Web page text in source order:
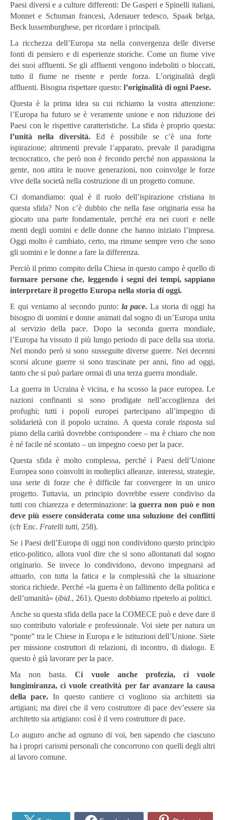
Paesi diversi e a culture differenti: De Gasperi e Spinelli italiani,
Monnet e Schuman francesi, Adenauer tedesco, Spaak belga,
Beck lussemburghese, per ricordare i principali.
La ricchezza dell’Europa sta nella convergenza delle diverse
fonti di pensiero e di esperienze storiche. Come un fiume vive
dei suoi affluenti. Se gli affluenti vengono indeboliti o bloccati,
tutto il fiume ne risente e perde forza. L’originalità degli
affluenti. Bisogna rispettare questo: l’originalità di ogni Paese.
Questa è la prima idea su cui richiamo la vostra attenzione:
l’Europa ha futuro se è veramente unione e non riduzione dei
Paesi con le rispettive caratteristiche. La sfida è proprio questa:
l’unità nella diversità. Ed è possibile se c’è una forte
ispirazione; altrimenti prevale l’apparato, prevale il paradigma
tecnocratico, che però non è fecondo perché non appassiona la
gente, non attira le nuove generazioni, non coinvolge le forze
vive della società nella costruzione di un progetto comune.
Ci domandiamo: qual è il ruolo dell’ispirazione cristiana in
questa sfida? Non c’è dubbio che nella fase originaria essa ha
giocato una parte fondamentale, perché era nei cuori e nelle
menti degli uomini e delle donne che hanno iniziato l’impresa.
Oggi molto è cambiato, certo, ma rimane sempre vero che sono
gli uomini e le donne a fare la differenza.
Perciò il primo compito della Chiesa in questo campo è quello di
formare persone che, leggendo i segni dei tempi, sappiano
interpretare il progetto Europa nella storia di oggi.
E qui veniamo al secondo punto: la pace. La storia di oggi ha
bisogno di uomini e donne animati dal sogno di un’Europa unita
al servizio della pace. Dopo la seconda guerra mondiale,
l’Europa ha vissuto il più lungo periodo di pace della sua storia.
Nel mondo però si sono susseguite diverse guerre. Nei decenni
scorsi alcune guerre si sono trascinate per anni, fino ad oggi,
tanto che si può parlare ormai di una terza guerra mondiale.
La guerra in Ucraina è vicina, e ha scosso la pace europea. Le
nazioni confinanti si sono prodigate nell’accoglienza dei
profughi; tutti i popoli europei partecipano all’impegno di
solidarietà con il popolo ucraino. A questa corale risposta sul
piano della carità dovrebbe corrispondere – ma è chiaro che non
è né facile né scontato – un impegno coeso per la pace.
Questa sfida è molto complessa, perché i Paesi dell’Unione
Europea sono coinvolti in molteplici alleanze, interessi, strategie,
una serie di forze che è difficile far convergere in un unico
progetto. Tuttavia, un principio dovrebbe essere condiviso da
tutti con chiarezza e determinazione: la guerra non può e non
deve più essere considerata come una soluzione dei conflitti
(cfr Enc. Fratelli tutti, 258).
Se i Paesi dell’Europa di oggi non condividono questo principio
etico-politico, allora vuol dire che si sono allontanati dal sogno
originario. Se invece lo condividono, devono impegnarsi ad
attuarlo, con tutta la fatica e la complessità che la situazione
storica richiede. Perché «la guerra è un fallimento della politica e
dell’umanità» (ibid., 261). Questo dobbiamo ripeterlo ai politici.
Anche su questa sfida della pace la COMECE può e deve dare il
suo contributo valoriale e professionale. Voi siete per natura un
“ponte” tra le Chiese in Europa e le istituzioni dell’Unione. Siete
per missione costruttori di relazioni, di incontro, di dialogo. E
questo è già lavorare per la pace.
Ma non basta.Ci vuole anche profezia, ci vuole
lungimiranza, ci vuole creatività per far avanzare la causa
della pace.In questo cantiere ci vogliono sia architetti sia
artigiani; ma direi che il vero costruttore di pace dev’essere sia
architetto sia artigiano: così è il vero costruttore di pace.
Lo auguro anche ad ognuno di voi, ben sapendo che ciascuno
ha i propri carismi personali che concorrono con quelli degli altri
al lavoro comune.